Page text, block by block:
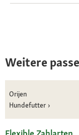
Weitere
Orijen
Hundefutter